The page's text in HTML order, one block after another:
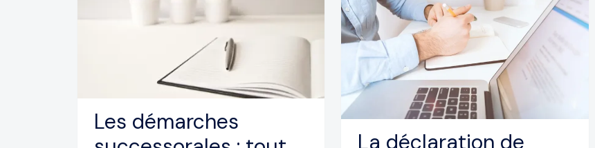
Les démarches
La déclaration de